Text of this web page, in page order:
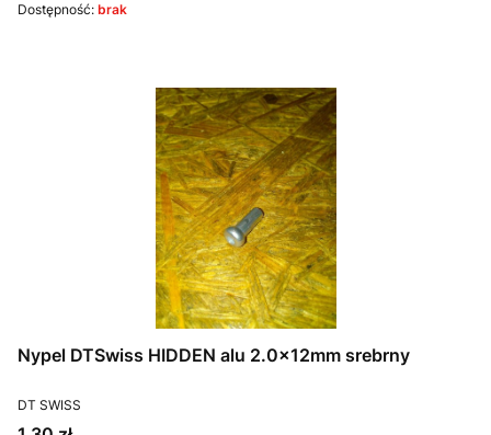
Dostępność: brak
Nypel DTSwiss HIDDEN alu 2.0x12mm srebrny
PRODUCENT
DT SWISS